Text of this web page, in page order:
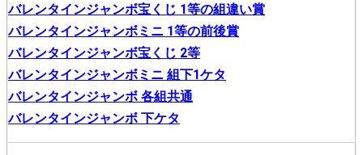
バレンタインジャンボ宝くじ 1等の組違い賞
バレンタインジャンボミニ 1等の前後賞
バレンタインジャンボ宝くじ 2等
バレンタインジャンボミニ 組下1ケタ
バレンタインジャンボ 各組共通
バレンタインジャンボ 下ケタ